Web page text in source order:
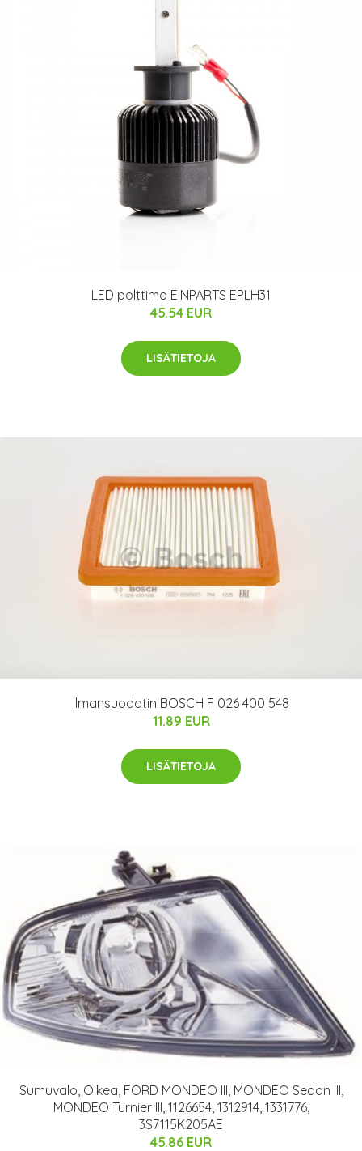
LED polttimo EINPARTS EPLH31
45.54 EUR
LISÄTIETOJA
Ilmansuodatin BOSCH F 026 400 548
11.89 EUR
LISÄTIETOJA
Sumuvalo, Oikea, FORD MONDEO III, MONDEO Sedan III,
MONDEO Turnier III, 1126654, 1312914, 1331776,
3S7115K205AE
45.86 EUR